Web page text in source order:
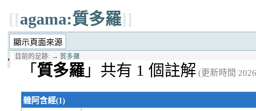
[[agama:質多羅]]
目前的足跡: → 質多羅
「 質多羅」共有 1 個註解 (更新時間
雜阿含經(1)